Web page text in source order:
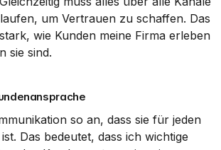
um Vertrauen zu schaffen. Das
wie Kunden meine Firma erleben
sie sind.
so an, dass sie für jeden
Das bedeutet, dass ich wichtige